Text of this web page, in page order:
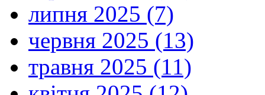
липня 2025 (7)
червня 2025 (13)
травня 2025 (11)